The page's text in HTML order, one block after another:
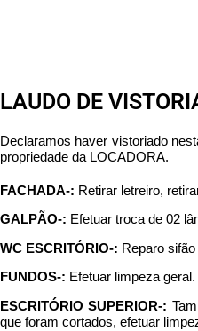
LAUDO DE
Declaramos haver vistoriado
propriedade da LOCADORA.
FACHADA-: Retirar letreiro,
GALPÃO-: Efetuar troca de 02
WC ESCRITÓRIO-: Reparo
FUNDOS-: Efetuar limpeza geral.
ESCRITÓRIO SUPERIOR-:
que foram cortados, efetuar